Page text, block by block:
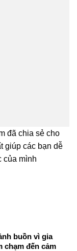
đã chia sẻ cho
giúp các bạn dễ
của mình
buồn vì gia
chạm đến cảm